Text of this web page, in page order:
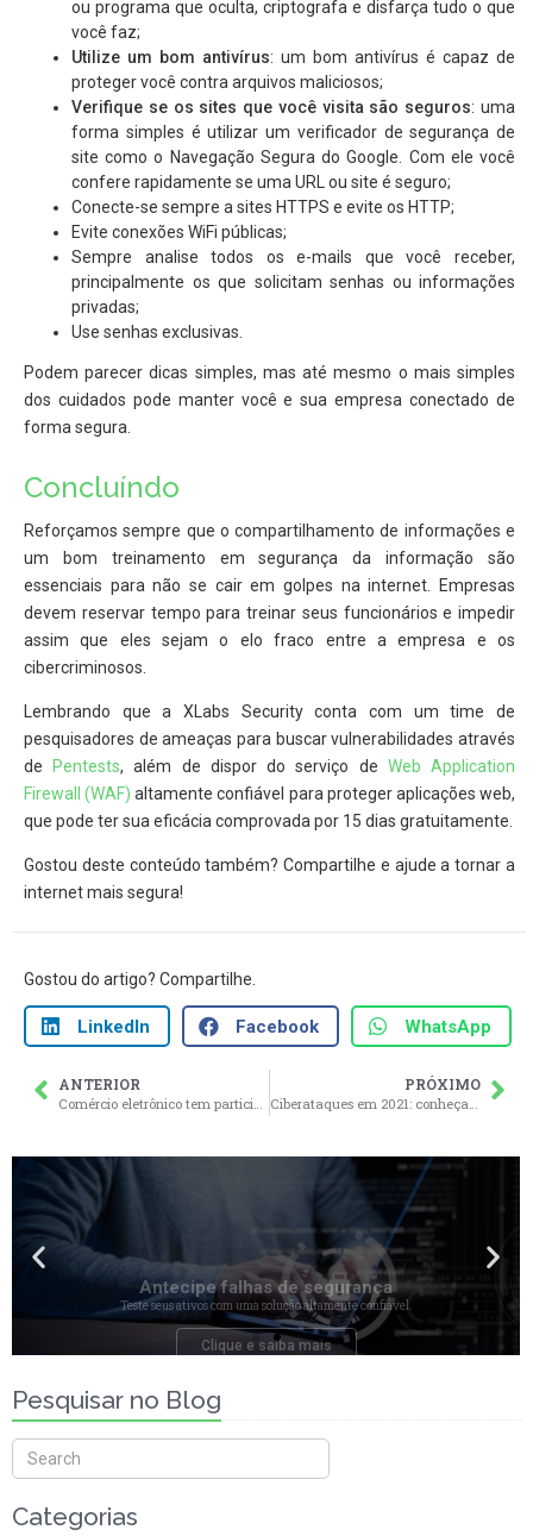
ou programa que oculta, criptografa e disfarça tudo o que
você faz;
Utilize um bom antivírus: um bom antivírus é capaz de
proteger você contra arquivos maliciosos;
Verifique se os sites que você visita são seguros: uma
forma simples é utilizar um verificador de segurança de
site como o Navegação Segura do Google. Com ele você
confere rapidamente se uma URL ou site é seguro;
Conecte-se sempre a sites HTTPS e evite os HTTP;
Evite conexões WiFi públicas;
Sempre analise todos os e-mails que você receber,
principalmente os que solicitam senhas ou informações
privadas;
Use senhas exclusivas.
Podem parecer dicas simples, mas até mesmo o mais simples
dos cuidados pode manter você e sua empresa conectado de
forma segura.
Concluíndo
Reforçamos sempre que o compartilhamento de informações e
um bom treinamento em segurança da informação são
essenciais para não se cair em golpes na internet. Empresas
devem reservar tempo para treinar seus funcionários e impedir
assim que eles sejam o elo fraco entre a empresa e os
cibercriminosos.
Lembrando que a XLabs Security conta com um time de
pesquisadores de ameaças para buscar vulnerabilidades através
de
Pentests, além de dispor do serviço de Web Application
Firewall (WAF) altamente confiável para proteger aplicações web,
que pode ter sua eficácia comprovada por 15 dias gratuitamente.
Gostou deste conteúdo também? Compartilhe e ajude a tornar a
internet mais segura!
Gostou do artigo? Compartilhe.
LinkedIn Facebook WhatsApp
ANTERIOR PRÓXIMO
Antecipe falhas de segurança
Teste seus ativos com uma solução altamente confiável.
Clique e saiba mais
Pesquisar no Blog
Categorias